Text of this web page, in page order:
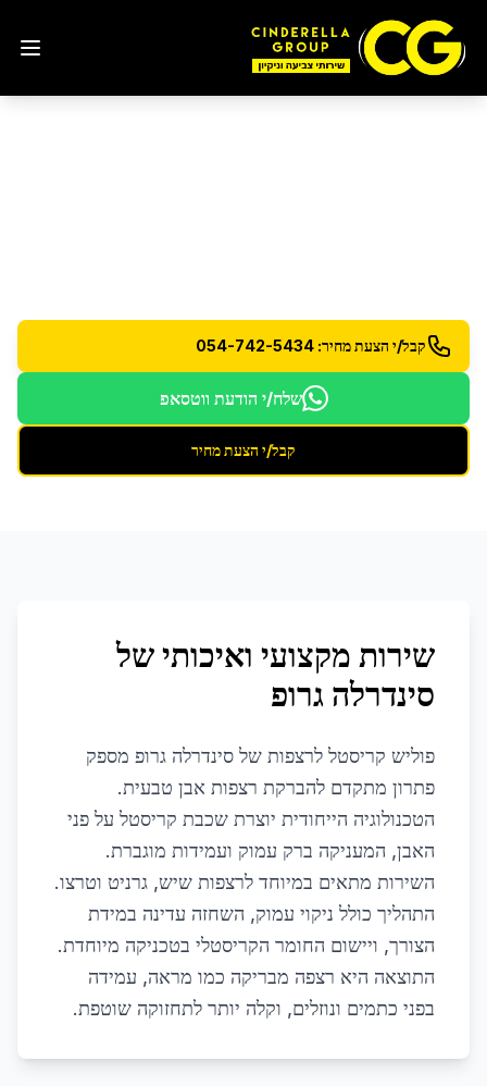
קבל/י הצעת מחיר: 054-742-5434
שלח/י הודעת ווטסאפ
קבל/י הצעת מחיר
שירות מקצועי ואיכותי של
סינדרלה גרופ
פוליש קריסטל לרצפות של סינדרלה גרופ מספק
פתרון מתקדם להברקת רצפות אבן טבעית.
הטכנולוגיה הייחודית יוצרת שכבת קריסטל על פני
האבן, המעניקה ברק עמוק ועמידות מוגברת.
השירות מתאים במיוחד לרצפות שיש, גרניט וטרצו.
התהליך כולל ניקוי עמוק, השחזה עדינה במידת
הצורך, ויישום החומר הקריסטלי בטכניקה מיוחדת.
התוצאה היא רצפה מבריקה כמו מראה, עמידה
בפני כתמים ונוזלים, וקלה יותר לתחזוקה שוטפת.